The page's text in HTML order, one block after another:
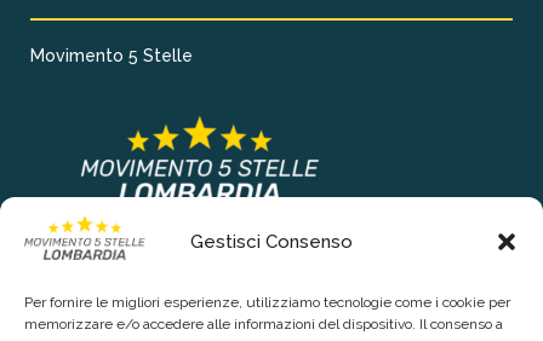
Gestisci Consenso
Per fornire le migliori esperienze, utilizziamo tecnologie come i cookie per
memorizzare e/o accedere alle informazioni del dispositivo. Il consenso a
Movimento 5 Stelle
COLLEGAMENTI PRINCIPALI
Chi siamo